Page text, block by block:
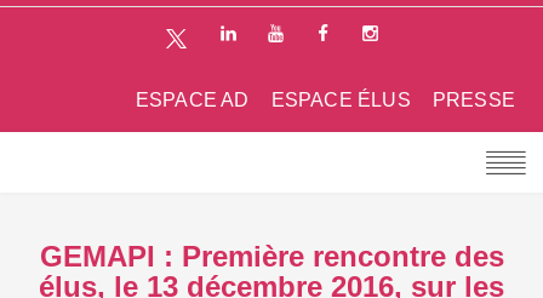
PRESSE
ESPACE ÉLUS
ESPACE AD
GEMAPI : Première rencontre des
élus, le 13 décembre 2016, sur les